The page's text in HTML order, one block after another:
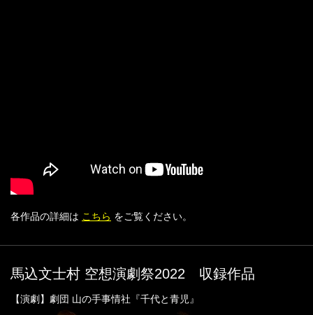
各作品の詳細は こちら をご覧ください。
馬込文士村 空想演劇祭2022 収録作品
【演劇】劇団 山の手事情社『千代と青児』